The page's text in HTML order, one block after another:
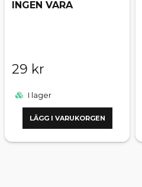
INGEN VARA
29 kr
I lager
LÄGG I VARUKORGEN